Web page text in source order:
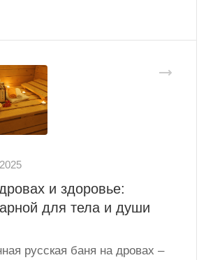
и здоровье:
для тела и души
русская баня на дровах –